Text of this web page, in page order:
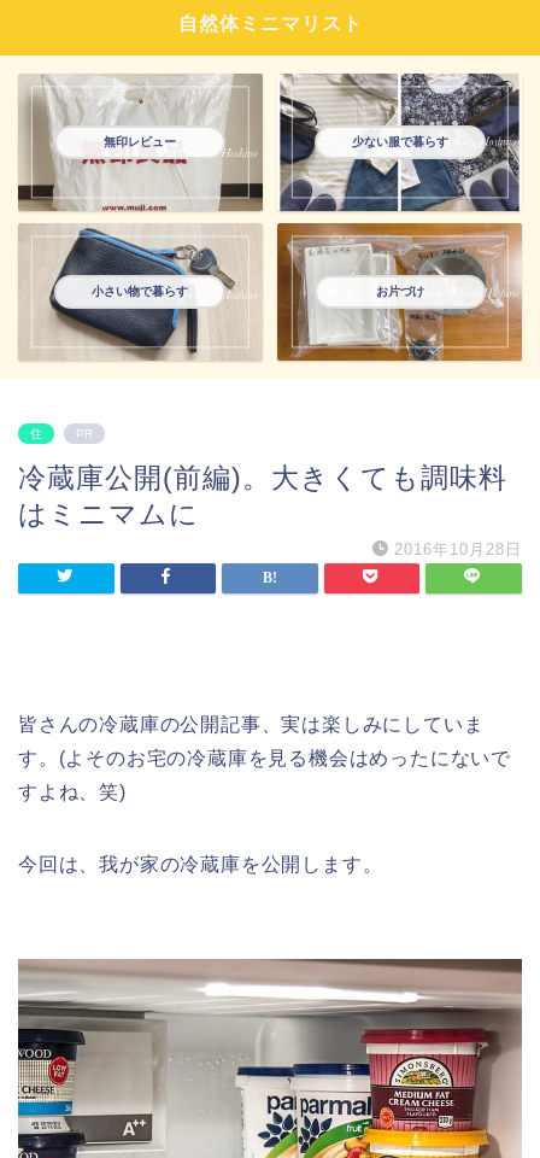
自然体ミニマリスト
無印レビュー 少ない服で暮らす
小さい物で暮らす お片づけ
住 PR
冷蔵庫公開(前編)。大きくても調味料
はミニマムに
2016年10月28日
皆さんの冷蔵庫の公開記事、実は楽しみにしていま
す。(よそのお宅の冷蔵庫を見る機会はめったにないで
すよね、笑)
今回は、我が家の冷蔵庫を公開します。